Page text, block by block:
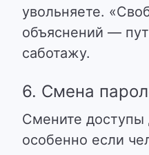
увольняете.
объяснений —
саботажу.
6. Смена
Смените доступы
особенно если